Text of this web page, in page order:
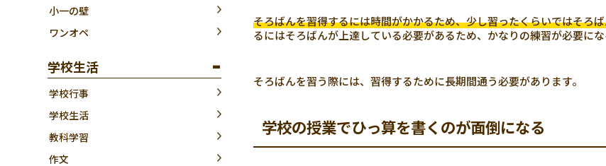
小一の壁
ワンオペ
学校生活
学校行事
学校生活
教科学習
作文
そろばんを習得するには時間がかかるため、少し習ったくらいではそろ
るにはそろばんが上達している必要があるため、かなりの練習が必要にな
そろばんを習う際には、習得するために長期間通う必要があります。
学校の授業でひっ算を書くのが面倒になる